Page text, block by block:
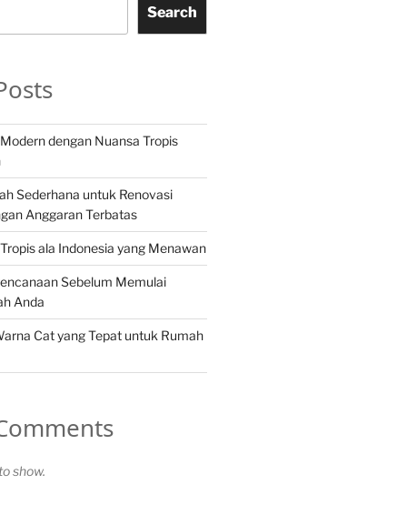
Search
dengan Nuansa Tropis
Sederhana untuk Renovasi
Anggaran Terbatas
ala Indonesia yang Menawan
Sebelum Memulai
Anda
Cat yang Tepat untuk Rumah
show.